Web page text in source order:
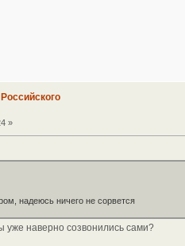
»
надеюсь ничего не сорвется
уже наверно созвонились сами?